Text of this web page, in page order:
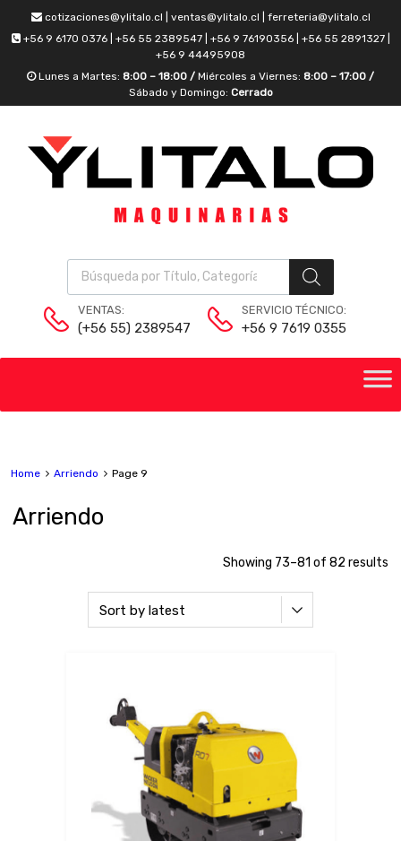
cotizaciones@ylitalo.cl | ventas@ylitalo.cl | ferreteria@ylitalo.cl
+56 9 6170 0376 | +56 55 2389547 | +56 9 76190356 | +56 55 2891327 |
+56 9 44495908
Lunes a Martes: 8:00 – 18:00 / Miércoles a Viernes: 8:00 – 17:00 /
Sábado y Domingo: Cerrado
VENTAS:
(+56 55) 2389547
SERVICIO TÉCNICO:
+56 9 7619 0355
Home Arriendo Page 9
Arriendo
Showing 73–81 of 82 results